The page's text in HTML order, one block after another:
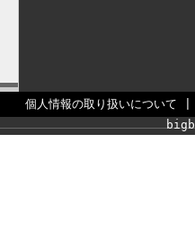
個人情報の取り扱いについて